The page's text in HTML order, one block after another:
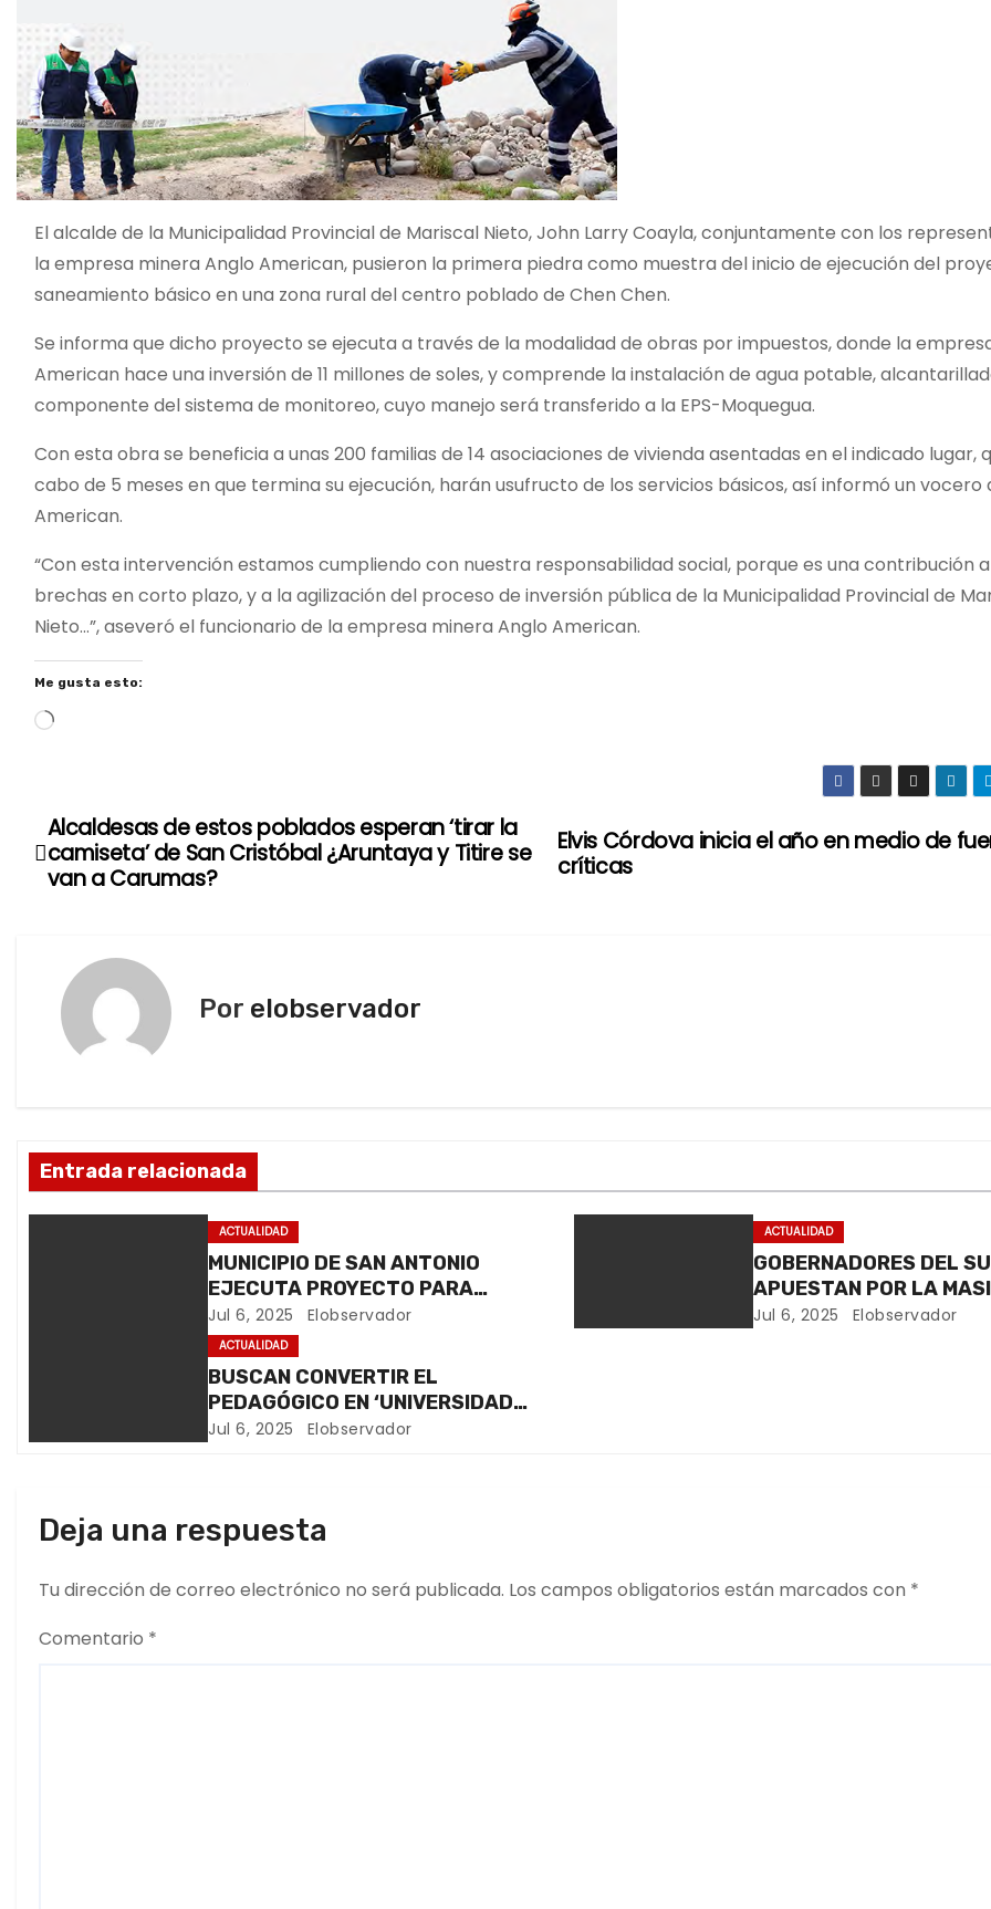
El alcalde de la Municipalidad Provincial de Mariscal Nieto, John Larry Coayla, conjuntamente con los
la empresa minera Anglo American, pusieron la primera piedra como muestra del inicio de ejecución del
saneamiento básico en una zona rural del centro poblado de Chen Chen.
Se informa que dicho proyecto se ejecuta a través de la modalidad de obras por impuestos, donde la
American hace una inversión de 11 millones de soles, y comprende la instalación de agua potable,
componente del sistema de monitoreo, cuyo manejo será transferido a la EPS-Moquegua.
Con esta obra se beneficia a unas 200 familias de 14 asociaciones de vivienda asentadas en el indicado lugar,
cabo de 5 meses en que termina su ejecución, harán usufructo de los servicios básicos, así informó un vocero
American.
“Con esta intervención estamos cumpliendo con nuestra responsabilidad social, porque es una contribución
brechas en corto plazo, y a la agilización del proceso de inversión pública de la Municipalidad Provincial de
Nieto…”, aseveró el funcionario de la empresa minera Anglo American.
Me gusta esto:
C
a
n
N
a
i
ó
n
r
a
d
Elvis Córdova inicia el año en medio de
críticas
Alcaldesas de estos poblados esperan ‘tirar la
camiseta’ de San Cristóbal ¿Aruntaya y Titire se
van a Carumas?
Por elobservador
Entrada relacionada
ACTUALIDAD
MUNICIPIO DE SAN ANTONIO
EJECUTA PROYECTO PARA
FORTALECER SU CAPACIDAD
ADMINISTRATIVA Y OPERATIVA
Jul 6, 2025 Elobservador
ACTUALIDAD
GOBERNADORES DEL
APUESTAN POR LA
DEL GAS
Jul 6, 2025 Elobservador
ACTUALIDAD
BUSCAN CONVERTIR EL
PEDAGÓGICO EN ‘UNIVERSIDAD
DE EDUCACIÓN’
Jul 6, 2025 Elobservador
Deja una respuesta
Tu dirección de correo electrónico no será publicada. Los campos obligatorios están marcados con *
Comentario *